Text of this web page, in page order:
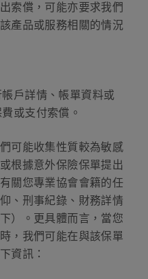
索償，可能亦要求我們
產品或服務相關的情況
戶詳情、帳單資料或
或支付索償。
可能收集性質較為敏感
根據意外保險保單提出
關您專業協會會籍的任
、刑事紀錄、財務詳情
）。更具體而言，當您
，我們可能在與該保單
資訊：